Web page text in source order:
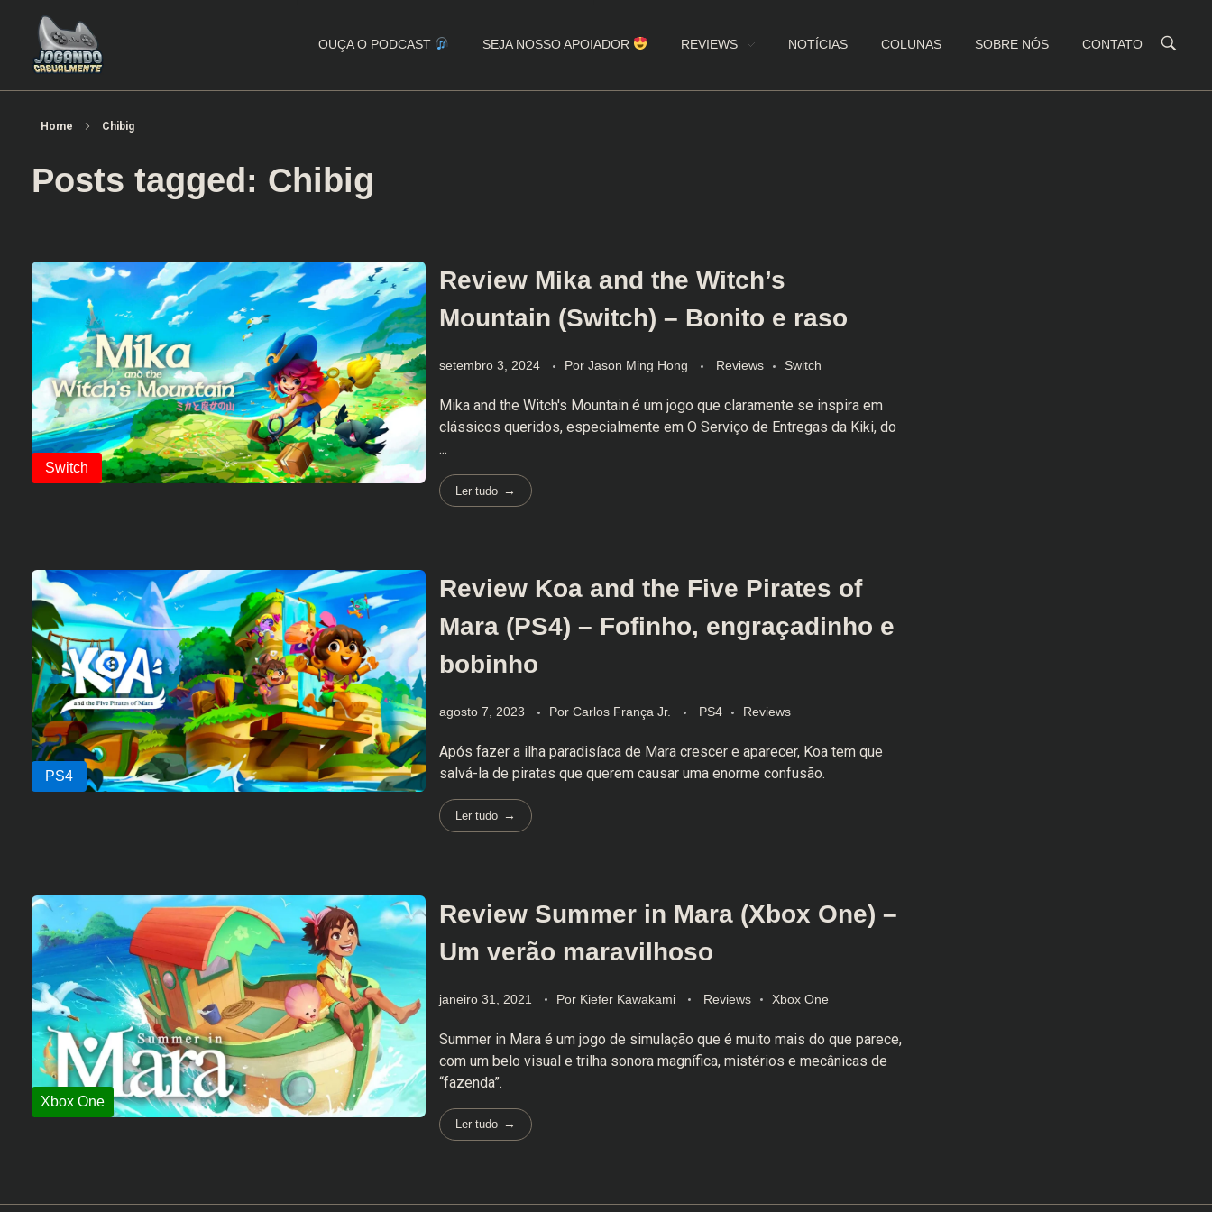
OUÇA O PODCAST SEJA NOSSO APOIADOR REVIEWS NOTÍCIAS COLUNAS SOBRE NÓS CONTATO
Home Chibig
Posts tagged: Chibig
Review Mika and the Witch’s
Mountain (Switch) – Bonito e raso
setembro 3, 2024 Por Jason Ming Hong Reviews Switch
Mika and the Witch's Mountain é um jogo que claramente se inspira em
clássicos queridos, especialmente em O Serviço de Entregas da Kiki, do
...
Ler tudo
Review Koa and the Five Pirates of
Mara (PS4) – Fofinho, engraçadinho e
bobinho
agosto 7, 2023 Por Carlos França Jr. PS4 Reviews
Após fazer a ilha paradisíaca de Mara crescer e aparecer, Koa tem que
salvá-la de piratas que querem causar uma enorme confusão.
Ler tudo
Review Summer in Mara (Xbox One) –
Um verão maravilhoso
janeiro 31, 2021 Por Kiefer Kawakami Reviews Xbox One
Summer in Mara é um jogo de simulação que é muito mais do que parece,
com um belo visual e trilha sonora magnífica, mistérios e mecânicas de
“fazenda”.
Ler tudo